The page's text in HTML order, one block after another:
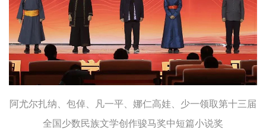
阿尤尔扎纳、包倬、凡一平、娜仁高娃、少一领取第十三届
全国少数民族文学创作骏马奖中短篇小说奖